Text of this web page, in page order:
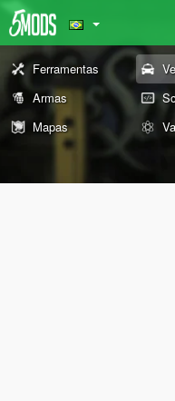
Ferramentas
Armas
Mapas